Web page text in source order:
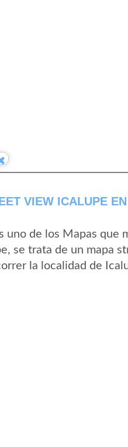
VIEW ICALUPE
uno de los Mapas que
se trata de un mapa
la localidad de